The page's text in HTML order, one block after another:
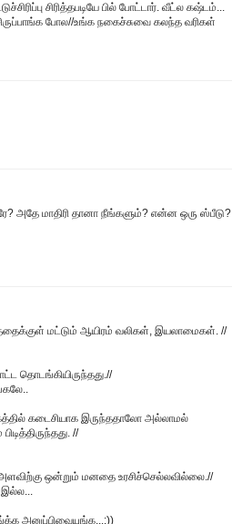
சிரித்தபடியே பில் போட்டார். வீட்ல கஷ்டம்...
போல//உங்க நகைச்சுவை கலந்த வரிகள்
அதே மாதிரி தானா நீங்களும்? என்ன ஒரு ஸ்பீடு?
மட்டும் ஆயிரம் வலிகள், இயலாமைகள். //
தொடங்கியிருந்தது.//
கடைசியாக இருந்ததாலோ அல்லாமல்
//
ஒன்றும் மனதை உரசிச்செல்லவில்லை.//
இல்ல...
அனுப்பிவையுங்க...:))